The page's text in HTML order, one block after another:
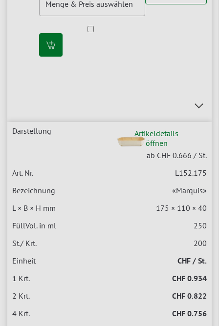
Artikeldetails
öffnen
ab CHF 0.666 / St.
L152.175
«Marquis»
175 × 110 × 40
250
200
CHF / St.
CHF 0.934
CHF 0.822
CHF 0.756